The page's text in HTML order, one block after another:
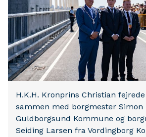
H.K.H. Kronprins Christian
sammen med borgmester Simon
Guldborgsund Kommune og
Seiding Larsen fra Vordingborg